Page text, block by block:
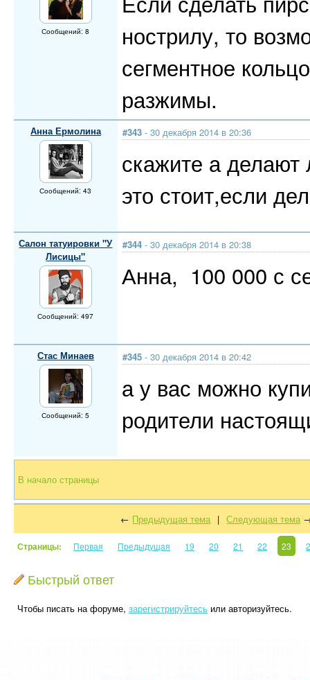
Сообщений: 8
нострилу, то
сегментное
разжимы.
Анна Ермолина
Сообщений: 43
#343 - 30 декабря 2014 в 20:36
скажите а делают
это стоит,если
Салон татуировки "У
Лисицы"
Сообщений: 497
#344 - 30 декабря 2014 в 20:38
Анна, 100 000 с
Стас Минаев
Сообщений: 5
#345 - 30 декабря 2014 в 20:42
а у вас можно
родители
В начало страницы
← Предыдущая тема | Следующая тема
Страницы: Первая Предыдущая 19 20 21 22 23
Быстрый ответ
Чтобы писать на форуме, зарегистрируйтесь или авторизуйтесь.